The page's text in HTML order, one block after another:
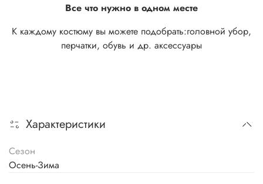
Все что нужно в одном месте
К каждому костюму вы можете подобрать:головной убор,
перчатки, обувь и др. аксессуары
Характеристики
Сезон
Осень-Зима